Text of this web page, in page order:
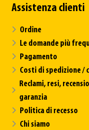
Assistenza clienti
Ordine
Le domande più
Pagamento
Costi di spedizione /
Reclami, resi,
garanzia
Politica di recesso
Chi siamo